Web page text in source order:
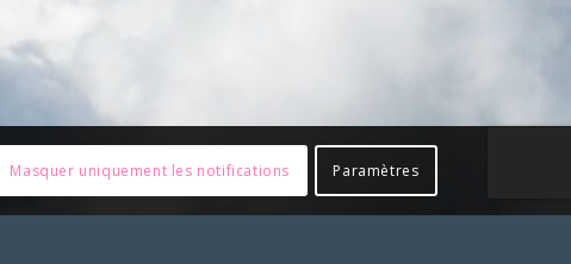
Masquer uniquement les notifications Paramètres